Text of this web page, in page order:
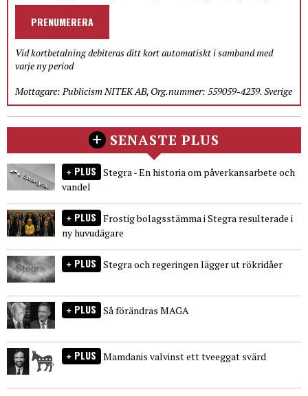
PRENUMERERA
Vid kortbetalning debiteras ditt kort automatiskt i samband med
varje ny period
Mottagare: Publicism NITEK AB, Org.nummer: 559059-4239. Sverige
SENASTE PLUS
PLUS Stegra - En historia om påverkansarbete och
vandel
PLUS Frostig bolagsstämma i Stegra resulterade i
ny huvudägare
PLUS Stegra och regeringen lägger ut rökridåer
PLUS Så förändras MAGA
PLUS Mamdanis valvinst ett tveeggat svärd